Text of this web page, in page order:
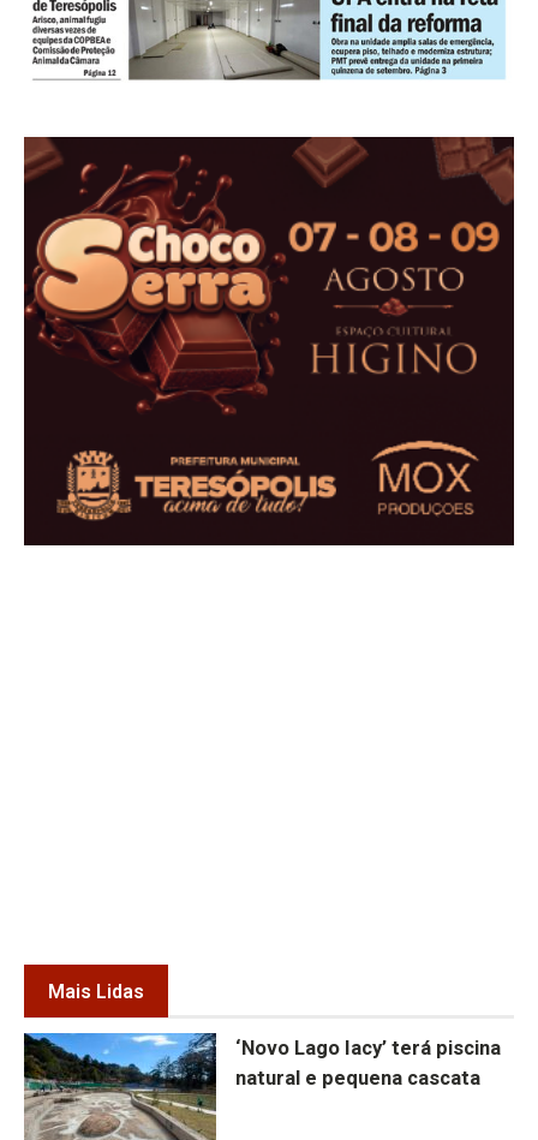
Mais Lidas
‘Novo Lago Iacy’ terá piscina
natural e pequena cascata